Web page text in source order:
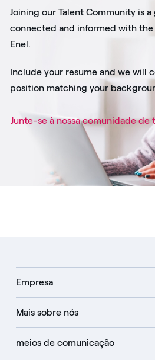
Joining our Talent Community is
connected and informed with
Enel.
Include your resume and we will
position matching your
Junte-se à nossa comunidade de
Empresa
Mais sobre nós
meios de comunicação